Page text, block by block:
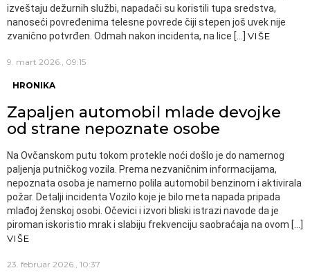
izveštaju dežurnih službi, napadači su koristili tupa sredstva,
nanoseći povređenima telesne povrede čiji stepen još uvek nije
zvanično potvrđen. Odmah nakon incidenta, na lice […] VIŠE
9. mart 2026., 09:15
HRONIKA
Zapaljen automobil mlade devojke
od strane nepoznate osobe
Na Ovčanskom putu tokom protekle noći došlo je do namernog
paljenja putničkog vozila. Prema nezvaničnim informacijama,
nepoznata osoba je namerno polila automobil benzinom i aktivirala
požar. Detalji incidenta Vozilo koje je bilo meta napada pripada
mlađoj ženskoj osobi. Očevici i izvori bliski istrazi navode da je
piroman iskoristio mrak i slabiju frekvenciju saobraćaja na ovom […]
VIŠE
23. februar 2026., 10:37